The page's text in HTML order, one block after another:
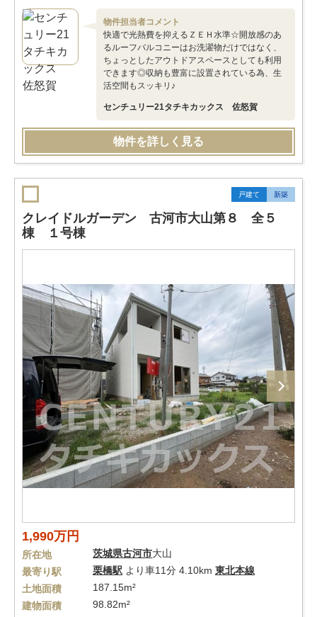
物件担当者コメント
快適で光熱費を抑えるＺＥＨ水準☆開放感のあ
るルーフバルコニーはお洗濯物だけではなく、
ちょっとしたアウトドアスペースとしても利用
できます◎収納も豊富に設置されている為、生
活空間もスッキリ♪
センチュリー21タチキカックス 佐怒賀
物件を詳しく見る
戸建て 新築
クレイドルガーデン 古河市大山第８ 全５
棟 １号棟
1,990万円
所在地 茨城県古河市大山
最寄り駅
栗橋駅 より車11分 4.10km 東北本線
土地面積
187.15m²
建物面積
98.82m²